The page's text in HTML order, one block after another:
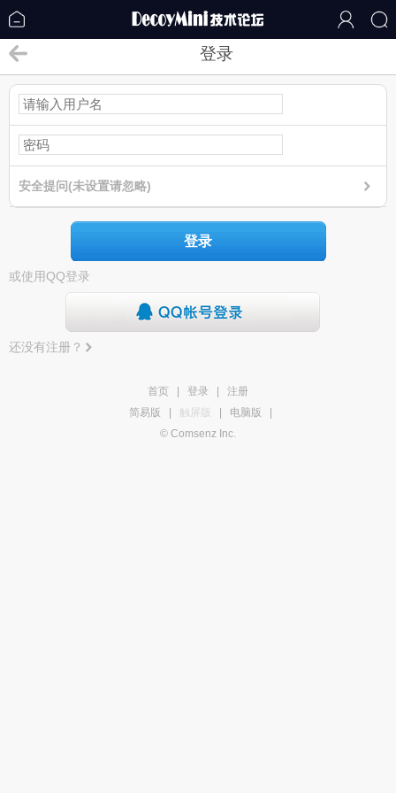
登录
安全提问(未设置请忽略)
登录
或使用QQ登录
还没有注册？
首页 登录
注册
简易版
触屏版 电脑版
© Comsenz Inc.